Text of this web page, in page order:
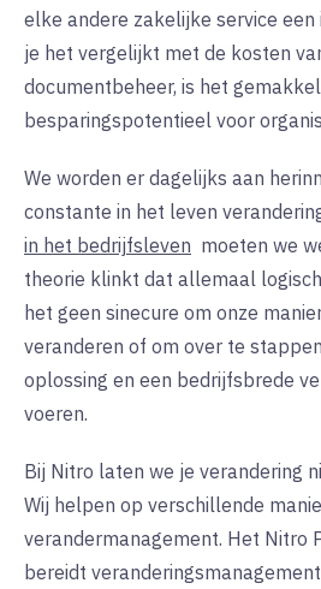
elke andere zakelijke service een
je het vergelijkt met de kosten
documentbeheer, is het
besparingspotentieel voor
We worden er dagelijks aan
constante in het leven
in het bedrijfsleven moeten we
theorie klinkt dat allemaal
het geen sinecure om onze
veranderen of om over te
oplossing en een bedrijfsbrede
voeren.
Bij Nitro laten we je verandering
Wij helpen op verschillende
verandermanagement. Het Nitro
bereidt